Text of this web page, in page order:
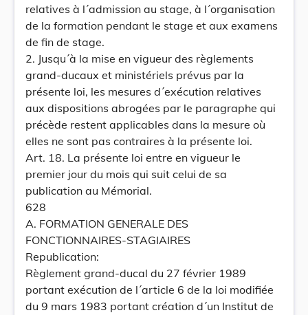
relatives à l´admission au stage, à l´organisation
de la formation pendant le stage et aux examens
de fin de stage.
2. Jusqu´à la mise en vigueur des règlements
grand-ducaux et ministériels prévus par la
présente loi, les mesures d´exécution relatives
aux dispositions abrogées par le paragraphe qui
précède restent applicables dans la mesure où
elles ne sont pas contraires à la présente loi.
Art. 18. La présente loi entre en vigueur le
premier jour du mois qui suit celui de sa
publication au Mémorial.
628
A. FORMATION GENERALE DES
FONCTIONNAIRES-STAGIAIRES
Republication:
Règlement grand-ducal du 27 février 1989
portant exécution de l´article 6 de la loi modifiée
du 9 mars 1983 portant création d´un Institut de